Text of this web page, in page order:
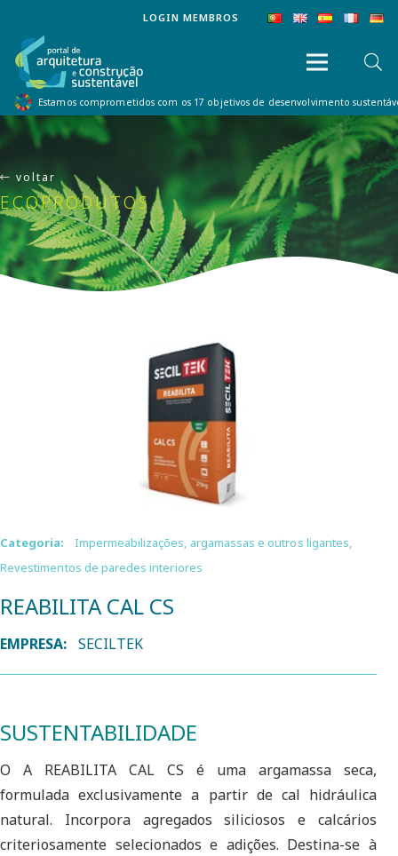
LOGIN MEMBROS
Estamos comprometidos com os 17 objetivos de desenvolvimento
voltar
ECOPRODUTOS
Categoria: Impermeabilizações, argamassas e outros ligantes,
Revestimentos de paredes interiores
REABILITA CAL CS
EMPRESA: SECILTEK
SUSTENTABILIDADE
O A REABILITA CAL CS é uma argamassa seca,
formulada exclusivamente a partir de cal hidráulica
natural. Incorpora agregados siliciosos e calcários
criteriosamente selecionados e adições. Destina-se à